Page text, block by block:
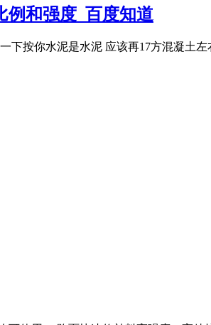
例和强度_百度知道
下按你水泥是水泥 应该再17方混凝土